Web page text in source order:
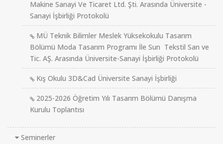
Makine Sanayi Ve Ticaret Ltd. Şti. Arasında Üniversite -
Sanayi İşbirliği Protokolü
MÜ Teknik Bilimler Meslek Yüksekokulu Tasarım
Bölümü Moda Tasarım Programı İle Sun Tekstil San ve
Tic. AŞ. Arasında Üniversite-Sanayi İşbirliği Protokolü
Kış Okulu 3D&Cad Üniversite Sanayi İşbirliği
2025-2026 Öğretim Yılı Tasarım Bölümü Danışma
Kurulu Toplantısı
Seminerler